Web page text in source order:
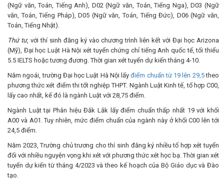
(Ngữ văn, Toán, Tiếng Anh), D02 (Ngữ văn, Toán, Tiếng Nga), D03 (Ngữ
văn, Toán, Tiếng Pháp), D05 (Ngữ văn, Toán, Tiếng Đức), D06 (Ngữ văn,
Toán, Tiếng Nhật).
Thứ tư, với thí sinh đăng ký vào chương trình liên kết với Đại học Arizona
(Mỹ), Đại học Luật Hà Nội xét tuyển chứng chỉ tiếng Anh quốc tế, tối thiểu
5.5 IELTS hoặc tương đương. Thời gian xét tuyển dự kiến tháng 4-10.
Năm ngoái, trường Đại học Luật Hà Nội lấyđiểm chuẩn từ 19 lên 29,5theo
phương thức xét điểm thi tốt nghiệp THPT. Ngành Luật Kinh tế, tổ hợp C00,
lấy cao nhất, kế đó là ngành Luật với 28,75 điểm.
Ngành Luật tại Phân hiệu Đắk Lắk lấy điểm chuẩn thấp nhất 19 với khối
A00 và A01. Tuy nhiên, mức điểm chuẩn của ngành này ở khối C00 lên tới
24,5 điểm.
Năm 2023, Trường chủ trương cho thí sinh đăng ký nhiều tổ hợp xét tuyển
đối với nhiều nguyện vọng khi xét với phương thức xét học bạ. Thời gian xét
tuyển dự kiến từ tháng 4/2023 và theo kế hoạch của Bộ Giáo dục và Đào
tạo.